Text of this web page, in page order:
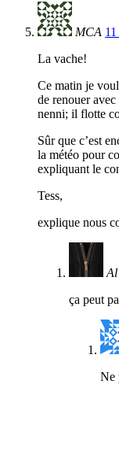
MCA
La vache!
Ce matin je
de renouer
nenni; il flotte
Sûr que c’est
la météo pour
expliquant le
Tess,
explique nous
Al
ça peut
Ne